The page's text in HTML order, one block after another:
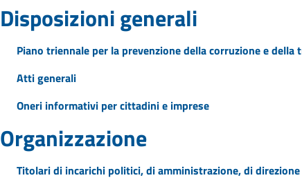
Disposizioni generali
Piano triennale per la prevenzione della corruzione e della
Atti generali
Oneri informativi per cittadini e imprese
Organizzazione
Titolari di incarichi politici, di amministrazione, di